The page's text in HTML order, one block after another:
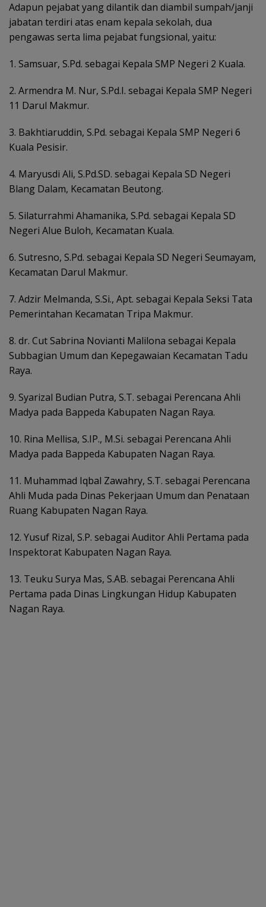
Adapun pejabat yang dilantik dan diambil sumpah/janji
jabatan terdiri atas enam kepala sekolah, dua
pengawas serta lima pejabat fungsional, yaitu:
1. Samsuar, S.Pd. sebagai Kepala SMP Negeri 2 Kuala.
2. Armendra M. Nur, S.Pd.I. sebagai Kepala SMP Negeri
11 Darul Makmur.
3. Bakhtiaruddin, S.Pd. sebagai Kepala SMP Negeri 6
Kuala Pesisir.
4. Maryusdi Ali, S.Pd.SD. sebagai Kepala SD Negeri
Blang Dalam, Kecamatan Beutong.
5. Silaturrahmi Ahamanika, S.Pd. sebagai Kepala SD
Negeri Alue Buloh, Kecamatan Kuala.
6. Sutresno, S.Pd. sebagai Kepala SD Negeri Seumayam,
Kecamatan Darul Makmur.
7. Adzir Melmanda, S.Si., Apt. sebagai Kepala Seksi Tata
Pemerintahan Kecamatan Tripa Makmur.
8. dr. Cut Sabrina Novianti Malilona sebagai Kepala
Subbagian Umum dan Kepegawaian Kecamatan Tadu
Raya.
9. Syarizal Budian Putra, S.T. sebagai Perencana Ahli
Madya pada Bappeda Kabupaten Nagan Raya.
10. Rina Mellisa, S.IP., M.Si. sebagai Perencana Ahli
Madya pada Bappeda Kabupaten Nagan Raya.
11. Muhammad Iqbal Zawahry, S.T. sebagai Perencana
Ahli Muda pada Dinas Pekerjaan Umum dan Penataan
Ruang Kabupaten Nagan Raya.
12. Yusuf Rizal, S.P. sebagai Auditor Ahli Pertama pada
Inspektorat Kabupaten Nagan Raya.
13. Teuku Surya Mas, S.AB. sebagai Perencana Ahli
Pertama pada Dinas Lingkungan Hidup Kabupaten
Nagan Raya.